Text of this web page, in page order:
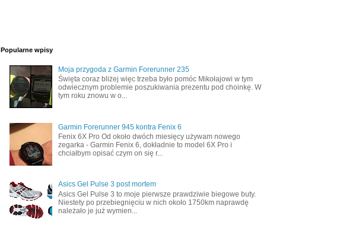
Popularne wpisy
Moja przygoda z Garmin Forerunner 235
Święta coraz bliżej więc trzeba było pomóc Mikołajowi w tym
odwiecznym problemie poszukiwania prezentu pod choinkę. W
tym roku znowu w o...
Garmin Forerunner 945 kontra Fenix 6
Fenix 6X Pro Od około dwóch miesięcy używam nowego
zegarka - Garmin Fenix 6, dokładnie to model 6X Pro i
chciałbym opisać czym on się r...
Asics Gel Pulse 3 post mortem
Asics Gel Pulse 3 to moje pierwsze prawdziwie biegowe buty.
Niestety po przebiegnięciu w nich około 1750km naprawdę
należało je już wymien...